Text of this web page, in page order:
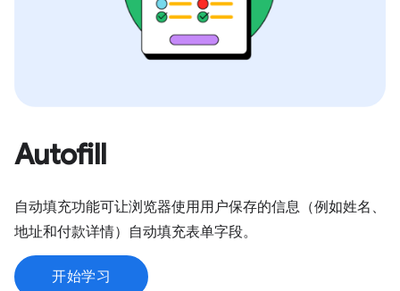
Autofill
自动填充功能可让浏览器使用用户保存的信息（例如姓名、
地址和付款详情）自动填充表单字段。
开始学习